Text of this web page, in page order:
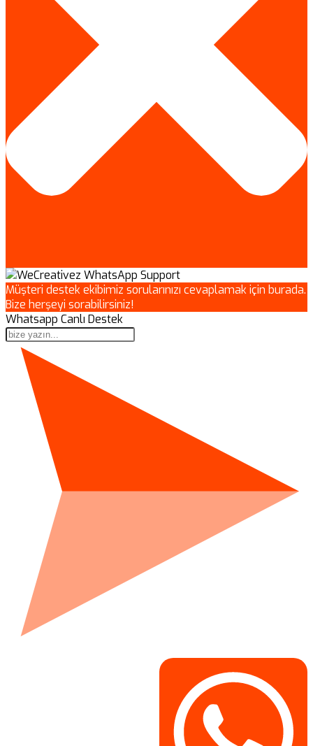
Müşteri destek ekibimiz sorularınızı cevaplamak için burada.
Bize herşeyi sorabilirsiniz!
Whatsapp Canlı Destek